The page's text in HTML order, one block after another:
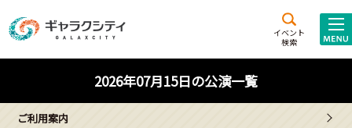
イベント
検索
施設案内
西新井
文化ホール
ギャラクシティとは
2026年07月15日の公演一覧
ご利用案内